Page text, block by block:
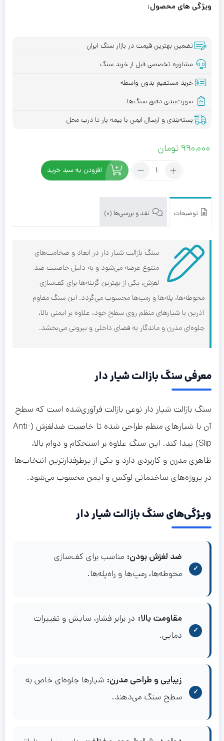
ویژگی های محصول:
تضمین بهترین قیمت در بازار سنگ ایران
مشاوره تخصصی قبل از خرید سنگ
خرید مستقیم بدون واسطه
سورت‌بندی دقیق سنگ‌ها
بسته‌بندی و ارسال ایمن با بیمه بار تا درب محل
990,000 تومان
تعداد:
شیار
افزودن به سبد خرید
توضیحات نقد و بررسی‌ها (0)
سنگ بازالت شیار دار در ابعاد و ضخامت‌های
متنوع عرضه می‌شود و به دلیل خاصیت ضد
لغزش، یکی از بهترین گزینه‌ها برای کف‌سازی
محوطه‌ها، پله‌ها و رمپ‌ها محسوب می‌گردد. این سنگ مقاوم
آذرین با شیارهای منظم روی سطح خود، علاوه بر ایمنی بالا،
جلوه‌ای مدرن و ماندگار به فضای داخلی و بیرونی می‌بخشد.
معرفی سنگ بازالت شیار دار
سنگ بازالت شیار دار نوعی بازالت فرآوری‌شده است که سطح
آن با شیارهای منظم طراحی شده تا خاصیت ضدلغزش (Anti-
Slip) پیدا کند. این سنگ علاوه بر استحکام و دوام بالا،
ظاهری مدرن و کاربردی دارد و یکی از پرطرفدارترین انتخاب‌ها
در پروژه‌های ساختمانی لوکس و ایمن محسوب می‌شود.
ویژگی‌های سنگ بازالت شیار دار
ضد لغزش بودن: مناسب برای کف‌سازی
محوطه‌ها، رمپ‌ها و راه‌پله‌ها.
مقاومت بالا: در برابر فشار، سایش و تغییرات
دمایی.
زیبایی و طراحی مدرن: شیارها جلوه‌ای خاص به
سطح سنگ می‌دهند.